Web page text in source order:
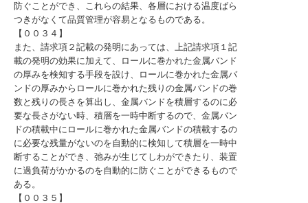
防ぐことができ、これらの結果、各層における温度ばら
つきがなくて品質管理が容易となるものである。
【００３４】
また、請求項２記載の発明にあっては、上記請求項１記
載の発明の効果に加えて、ロールに巻かれた金属バンド
の厚みを検知する手段を設け、ロールに巻かれた金属バ
ンドの厚みからロールに巻かれた残りの金属バンドの巻
数と残りの長さを算出し、金属バンドを積層するのに必
要な長さがない時、積層を一時中断するので、金属バン
ドの積載中にロールに巻かれた金属バンドの積載するの
に必要な残量がないのを自動的に検知して積層を一時中
断することができ、弛みが生じてしわができたり、装置
に過負荷がかかるのを自動的に防ぐことができるもので
ある。
【００３５】